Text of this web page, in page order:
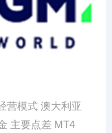
营模式 澳大利亚
主要点差 MT4